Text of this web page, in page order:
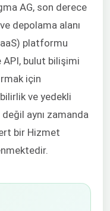
AG, son derece
depolama alanı
platformu
API, bulut bilişimi
için
ve yedekli
değil aynı zamanda
bir Hizmet